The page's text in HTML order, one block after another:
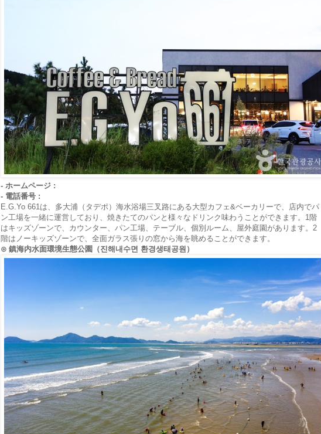
- ホームページ :
- 電話番号 :
E.G.Yo 661は、多大浦（タデポ）海水浴場三叉路にある大型カフェ&ベーカリーで、店内でパ
ン工場を一緒に運営しており、焼きたてのパンと様々なドリンク味わうことができます。1階
はキッズゾーンで、カウンター、パン工場、テーブル、個別ルーム、屋外庭園があります。2
階はノーキッズゾーンで、全面ガラス張りの窓から海を眺めることができます。
⊙ 鎮海内水面環境生態公園（진해내수면 환경생태공원）